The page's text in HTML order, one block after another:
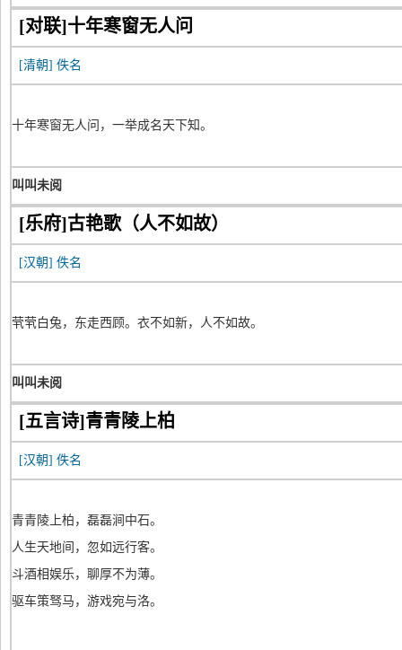
[对联]十年寒窗无人问
[清朝] 佚名
十年寒窗无人问，一举成名天下知。
叫叫未阅
[乐府]古艳歌（人不如故）
[汉朝] 佚名
茕茕白兔，东走西顾。衣不如新，人不如故。
叫叫未阅
[五言诗]青青陵上柏
[汉朝] 佚名
青青陵上柏，磊磊涧中石。
人生天地间，忽如远行客。
斗酒相娱乐，聊厚不为薄。
驱车策驽马，游戏宛与洛。